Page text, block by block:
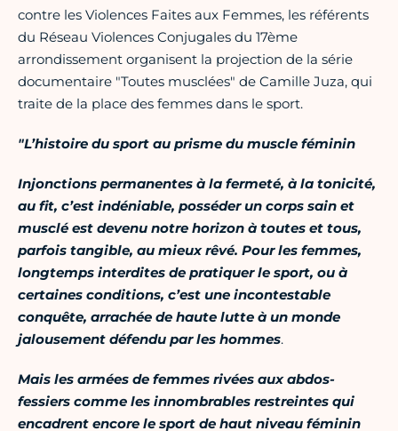
contre les Violences Faites aux Femmes, les référents
du Réseau Violences Conjugales du 17ème
arrondissement organisent la projection de la série
documentaire "Toutes musclées" de Camille Juza, qui
traite de la place des femmes dans le sport.
"L’histoire du sport au prisme du muscle féminin
Injonctions permanentes à la fermeté, à la tonicité,
au fit, c’est indéniable, posséder un corps sain et
musclé est devenu notre horizon à toutes et tous,
parfois tangible, au mieux rêvé. Pour les femmes,
longtemps interdites de pratiquer le sport, ou à
certaines conditions, c’est une incontestable
conquête, arrachée de haute lutte à un monde
jalousement défendu par les hommes.
Mais les armées de femmes rivées aux abdos-
fessiers comme les innombrables restreintes qui
encadrent encore le sport de haut niveau féminin